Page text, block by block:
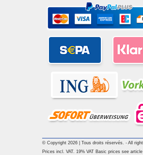
© Copyright 2026 | Tous droits réservés. - All
Prices incl. VAT. 19% VAT Basic prices see